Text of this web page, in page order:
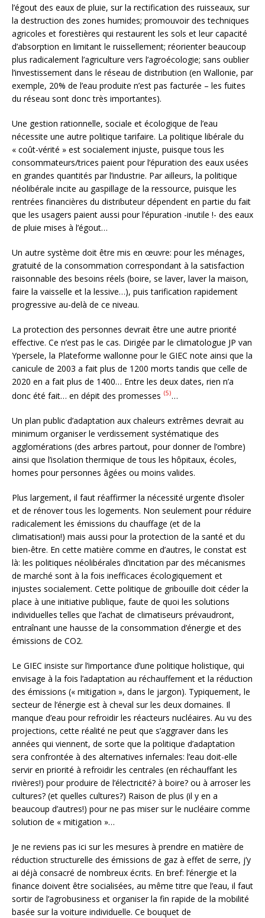
l’égout des eaux de pluie, sur la rectification des ruisseaux, sur
la destruction des zones humides; promouvoir des techniques
agricoles et forestières qui restaurent les sols et leur capacité
d’absorption en limitant le ruissellement; réorienter beaucoup
plus radicalement l’agriculture vers l’agroécologie; sans oublier
l’investissement dans le réseau de distribution (en Wallonie, par
exemple, 20% de l’eau produite n’est pas facturée – les fuites
du réseau sont donc très importantes).
Une gestion rationnelle, sociale et écologique de l’eau
nécessite une autre politique tarifaire. La politique libérale du
« coût-vérité » est socialement injuste, puisque tous les
consommateurs/trices paient pour l’épuration des eaux usées
en grandes quantités par l’industrie. Par ailleurs, la politique
néolibérale incite au gaspillage de la ressource, puisque les
rentrées financières du distributeur dépendent en partie du fait
que les usagers paient aussi pour l’épuration -inutile !- des eaux
de pluie mises à l’égout…
Un autre système doit être mis en œuvre: pour les ménages,
gratuité de la consommation correspondant à la satisfaction
raisonnable des besoins réels (boire, se laver, laver la maison,
faire la vaisselle et la lessive…), puis tarification rapidement
progressive au-delà de ce niveau.
La protection des personnes devrait être une autre priorité
effective. Ce n’est pas le cas. Dirigée par le climatologue JP van
Ypersele, la Plateforme wallonne pour le GIEC note ainsi que la
canicule de 2003 a fait plus de 1200 morts tandis que celle de
2020 en a fait plus de 1400… Entre les deux dates, rien n’a
donc été fait… en dépit des promesses (5)…
Un plan public d’adaptation aux chaleurs extrêmes devrait au
minimum organiser le verdissement systématique des
agglomérations (des arbres partout, pour donner de l’ombre)
ainsi que l’isolation thermique de tous les hôpitaux, écoles,
homes pour personnes âgées ou moins valides.
Plus largement, il faut réaffirmer la nécessité urgente d’isoler
et de rénover tous les logements. Non seulement pour réduire
radicalement les émissions du chauffage (et de la
climatisation!) mais aussi pour la protection de la santé et du
bien-être. En cette matière comme en d’autres, le constat est
là: les politiques néolibérales d’incitation par des mécanismes
de marché sont à la fois inefficaces écologiquement et
injustes socialement. Cette politique de gribouille doit céder la
place à une initiative publique, faute de quoi les solutions
individuelles telles que l’achat de climatiseurs prévaudront,
entraînant une hausse de la consommation d’énergie et des
émissions de CO2.
Le GIEC insiste sur l’importance d’une politique holistique, qui
envisage à la fois l’adaptation au réchauffement et la réduction
des émissions (« mitigation », dans le jargon). Typiquement, le
secteur de l’énergie est à cheval sur les deux domaines. Il
manque d’eau pour refroidir les réacteurs nucléaires. Au vu des
projections, cette réalité ne peut que s’aggraver dans les
années qui viennent, de sorte que la politique d’adaptation
sera confrontée à des alternatives infernales: l’eau doit-elle
servir en priorité à refroidir les centrales (en réchauffant les
rivières!) pour produire de l’électricité? à boire? ou à arroser les
cultures? (et quelles cultures?) Raison de plus (il y en a
beaucoup d’autres!) pour ne pas miser sur le nucléaire comme
solution de « mitigation »…
Je ne reviens pas ici sur les mesures à prendre en matière de
réduction structurelle des émissions de gaz à effet de serre, j’y
ai déjà consacré de nombreux écrits. En bref: l’énergie et la
finance doivent être socialisées, au même titre que l’eau, il faut
sortir de l’agrobusiness et organiser la fin rapide de la mobilité
basée sur la voiture individuelle. Ce bouquet de